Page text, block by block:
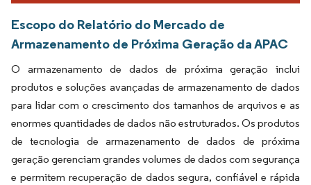
Escopo do Relatório do Mercado de
Armazenamento de Próxima Geração da APAC
O armazenamento de dados de próxima geração inclui
produtos e soluções avançadas de armazenamento de dados
para lidar com o crescimento dos tamanhos de arquivos e as
enormes quantidades de dados não estruturados. Os produtos
de tecnologia de armazenamento de dados de próxima
geração gerenciam grandes volumes de dados com segurança
e permitem recuperação de dados segura, confiável e rápida